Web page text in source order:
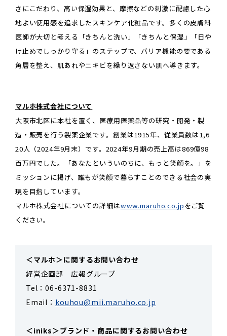
さにこだわり、高い保湿効果と、摩擦などの刺激に配慮した心
地よい使用感を追求したスキンケア化粧品です。多くの皮膚科
医師が大切と考える「きちんと洗い」「きちんと保湿」「日や
け止めでしっかり守る」のステップで、バリア機能の要である
角層を整え、肌あれやニキビを繰り返さない肌へ導きます。
マルホ株式会社について
大阪市北区に本社を置く、医療用医薬品等の研究・開発・製
造・販売を行う製薬企業です。創業は1915年、従業員数は1,6
20人（2024年9月末）です。2024年9月期の売上高は869億98
百万円でした。「あなたといういのちに、もっと笑顔を。」を
ミッションに掲げ、誰もが笑顔で暮らすことのできる社会の実
現を目指しています。
マルホ株式会社についての詳細はwww.maruho.co.jpをご覧
ください。
＜マルホ＞に関するお問い合わせ
経営企画部 広報グループ
Tel：06-6371-8831
Email： kouhou@mii.maruho.co.jp
＜iniks＞ブランド・商品に関するお問い合わせ